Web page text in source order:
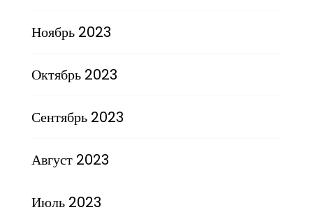
Ноябрь 2023
Октябрь 2023
Сентябрь 2023
Август 2023
Июль 2023